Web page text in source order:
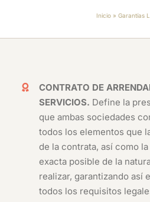
Inicio » Garantías
CONTRATO DE
SERVICIOS. Define la
que ambas sociedades
todos los elementos que
de la contrata, así como
exacta posible de la
realizar, garantizando así
todos los requisitos